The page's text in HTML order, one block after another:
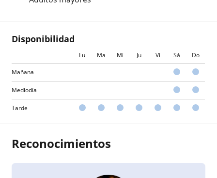
Disponibilidad
Lu Ma Mi Ju Vi Sá Do
Mañana
Mediodía
Tarde
Reconocimientos